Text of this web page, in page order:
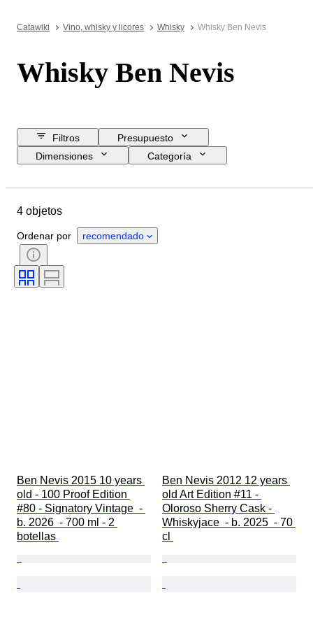
Catawiki Vino, whisky y licores Whisky Whisky Ben Nevis
Whisky Ben Nevis
Filtros
Presupuesto
Dimensiones
Categoría
País de origen
Tamaño de la botella
Lista de porcentaje de alcohol
Embotelladora
4 objetos
Ordenar por recomendado
Ben Nevis 2015 10 years
old - 100 Proof Edition
#80 - Signatory Vintage  -
b. 2026  - 700 ml - 2
botellas
Ben Nevis 2012 12 years
old Art Edition #11 -
Oloroso Sherry Cask -
Whiskyjace  - b. 2025  - 70
cl